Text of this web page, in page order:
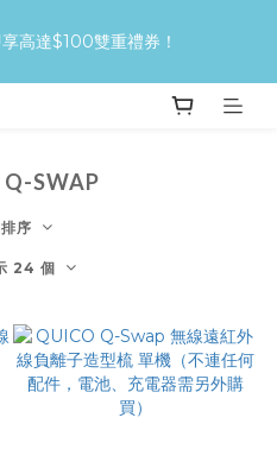
快！
高達$100雙重禮券！
享30%！先護後型，零傷害變
快！
SWAP
序
24 個